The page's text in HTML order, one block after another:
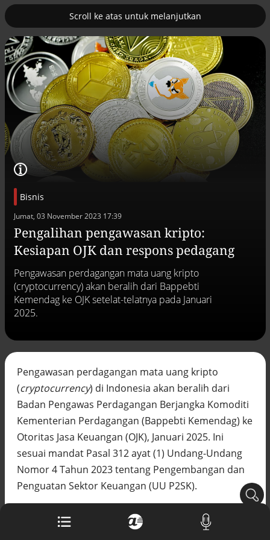
Scroll ke atas untuk melanjutkan
Bisnis
Jumat, 03 November 2023 17:39
Pengalihan pengawasan kripto:
Kesiapan OJK dan respons pedagang
Pengawasan perdagangan mata uang kripto
(cryptocurrency) akan beralih dari Bappebti
Kemendag ke OJK setelat-telatnya pada Januari
2025.
Pengawasan perdagangan mata uang kripto
(cryptocurrency) di Indonesia akan beralih dari
Badan Pengawas Perdagangan Berjangka Komoditi
Kementerian Perdagangan (Bappebti Kemendag) ke
Otoritas Jasa Keuangan (OJK), Januari 2025. Ini
sesuai mandat Pasal 312 ayat (1) Undang-Undang
Nomor 4 Tahun 2023 tentang Pengembangan dan
Penguatan Sektor Keuangan (UU P2SK).
Pengalihan tugas tersebut juga berdampak pada
perubahan anggota Dewan Komisioner (ADK) OJK.
nuklir 2
Pemulihan ekonomi Aceh terus
diakselerasi
Efek jera untuk pejabat abai LHKPN
Alinea.id - Peristiwa
Buku berusia 900 tahun ditemukan di
arsip rahasia Vatikan, ada prediksi
tahun Kiamat
Akar persoalan berulangnya kekerasan
terhadap PMI di Malaysia
DPR minta penerbitan sertifikat pagar
laut diproses hukum
Alinea.id - Peristiwa
Mungkinkah duet Anies-Ahok terealisasi
di Pilpres 2029?
Alinea.id - Politik
Pemprov Sultra klarifikasi isu PT GKP,
Alinea.id - Peristiwa